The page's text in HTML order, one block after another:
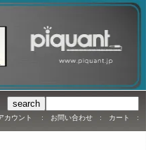
カウント : お問い合わせ : カート :